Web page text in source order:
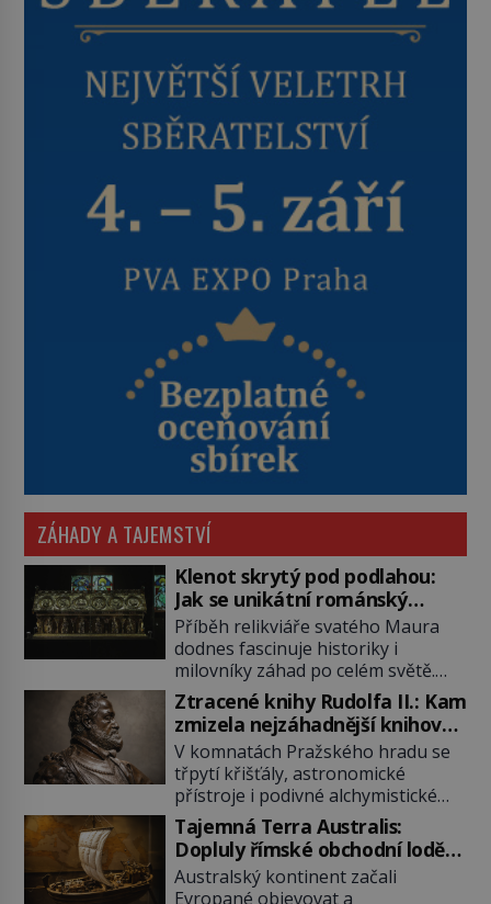
ZÁHADY A TAJEMSTVÍ
Klenot skrytý pod podlahou:
Jak se unikátní románský
poklad dostal do zapadlého
Bečova?
Příběh relikviáře svatého Maura
dodnes fascinuje historiky i
milovníky záhad po celém světě.
Tato románská zlatnická památka
ze 13. století je po českých
korunovačních klenotech druhým
nejcennějším movitým majetkem v
České republice. Přestože byl
klenot v roce 1985 po dramatickém
pátrání kriminalistů úspěšně
nalezen, jeho minulost stále
obestírá hustá mlha. Otázky, jak
přesně se tato […]
Ztracené knihy Rudolfa II.: Kam
zmizela nejzáhadnější knihovna
Evropy?
V komnatách Pražského hradu se
třpytí křišťály, astronomické
přístroje i podivné alchymistické
rukopisy. Císař Rudolf II.
shromažďuje vše, co souvisí s
tajemstvím přírody, hvězd i
lidského poznání. Jenže po jeho
Tajemná Terra Australis:
Dopluly římské obchodní lodě
až do Austrálie?
Australský kontinent začali
Evropané objevovat a